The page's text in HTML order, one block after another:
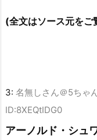
(全文はソース元をご
3: 名無しさん＠5ちゃ
ID:8XEQtIDG0
アーノルド・シュ